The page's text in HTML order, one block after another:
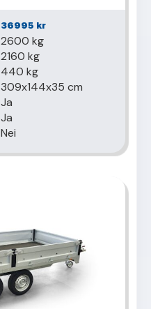
36995 kr
2600 kg
2160 kg
440 kg
309x144x35 cm
Ja
Ja
Nei